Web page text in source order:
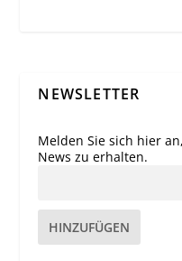
NEWSLETTER
Melden Sie sich hier
News zu erhalten.
HINZUFÜGEN